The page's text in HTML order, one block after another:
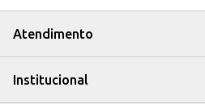
Ideal para compor cestas de café da
Pode ser consumido em eventos e
Com o Biscoito Rosquinha Afa Coco,
Atendimento
Institucional